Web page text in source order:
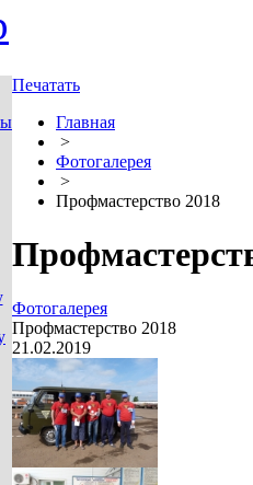
Печатать
Главная
>
Фотогалерея
>
Профмастерство 2018
Фотогалерея
Профмастерство 2018
21.02.2019